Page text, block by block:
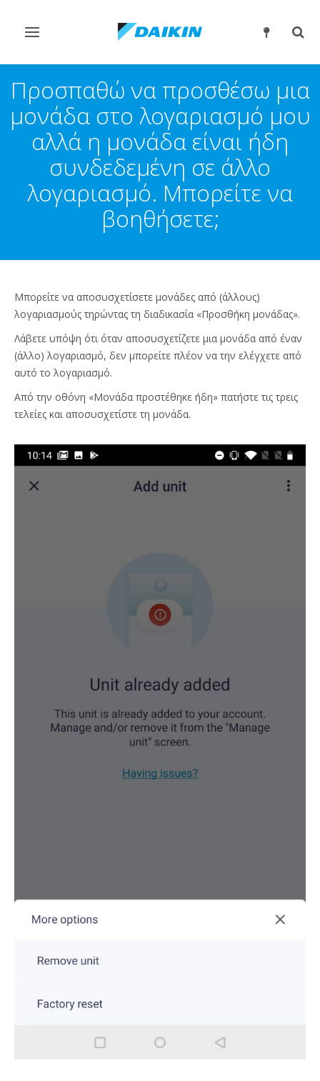
Εναλλαγή
πλοήγηση
Προσπαθώ να προσθέσω μια
μονάδα στο λογαριασμό μου
αλλά η μονάδα είναι ήδη
συνδεδεμένη σε άλλο
λογαριασμό. Μπορείτε να
βοηθήσετε;
Μπορείτε να αποσυσχετίσετε μονάδες από (άλλους)
λογαριασμούς τηρώντας τη διαδικασία «Προσθήκη μονάδας».
Λάβετε υπόψη ότι όταν αποσυσχετίζετε μια μονάδα από έναν
(άλλο) λογαριασμό, δεν μπορείτε πλέον να την ελέγχετε από
αυτό το λογαριασμό.
Από την οθόνη «Μονάδα προστέθηκε ήδη» πατήστε τις τρεις
τελείες και αποσυσχετίστε τη μονάδα.